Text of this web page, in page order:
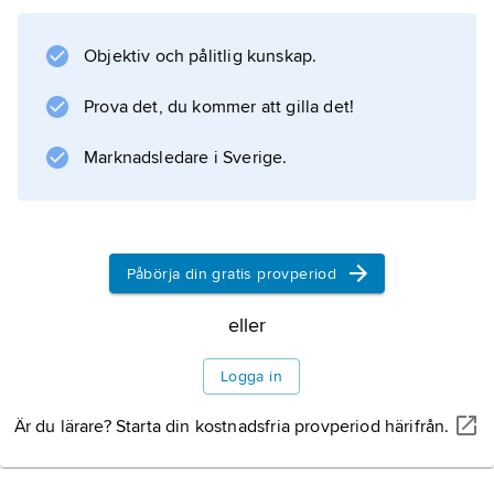
Information om artikeln
Objektiv och pålitlig kunskap.
Prova det, du kommer att gilla det!
Marknadsledare i Sverige.
Påbörja din gratis provperiod
eller
Logga in
Är du lärare? Starta din kostnadsfria provperiod härifrån.